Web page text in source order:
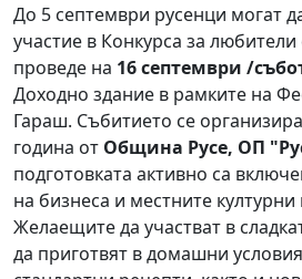
До 5 септември русенци могат
участие в Конкурса за
проведе на 16 септември /
Доходно здание в рамките на
Гараш. Събитието се
година от Община Русе, ОП
подготовката активно са
на бизнеса и местните културни
Желаещите да участват в
да приготвят в домашни